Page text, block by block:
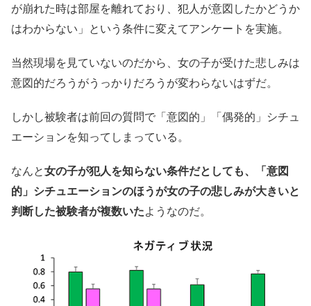
が崩れた時は部屋を離れており、犯人が意図したかどうか
はわからない」という条件に変えてアンケートを実施。
当然現場を見ていないのだから、女の子が受けた悲しみは
意図的だろうがうっかりだろうが変わらないはずだ。
しかし被験者は前回の質問で「意図的」「偶発的」シチュ
エーションを知ってしまっている。
なんと女の子が犯人を知らない条件だとしても、「意図
的」シチュエーションのほうが女の子の悲しみが大きいと
判断した被験者が複数いたようなのだ。